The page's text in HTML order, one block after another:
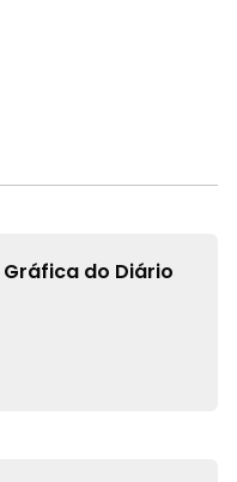
Gráfica do Diário